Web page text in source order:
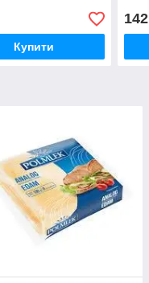
Купити
142